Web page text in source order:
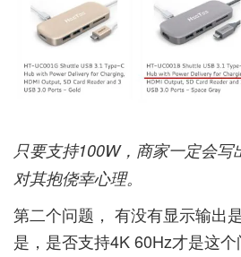
只要支持100W，商家一定会
对其抱侥幸心理。
第二个问题， 有没有显示输出
是，是否支持4K 60Hz才是这个